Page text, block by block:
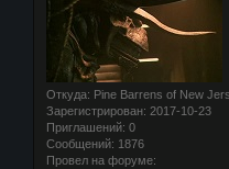
Откуда: Pine Barrens of New
Зарегистрирован: 2017-10-23
Приглашений: 0
Сообщений: 1876
Провел на форуме: